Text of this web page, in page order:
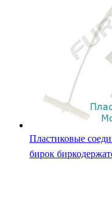
Пластиковые
бирок